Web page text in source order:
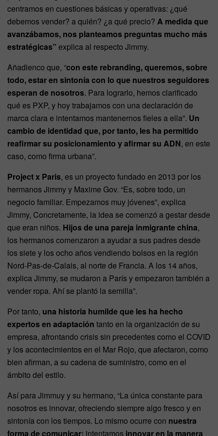
centramos en cuestiones básicas y operativas: ¿qué
debemos vender? a quién? ¿a qué precio? A medida que
avanzábamos, nos planteamos preguntas mucho más
estratégicas” explica al respecto Jimmy.
Añadienco que, “con este rebranding, queremos, sobre
todo, estar en sintonía con lo que nuestros seguidores
esperan de nosotros. Para lograrlo, hemos clarificado
qué es PXP, y hoy trabajamos con una declaración de
marca clara e intentamos mantenernos fieles a ella”. Un
cambio de identidad que, por tanto, les ha permitido
reafirmar su posicionamiento y afirmar su ADN, en este
caso, como firma urbana”.
Project x Paris, es un proyecto fundado en 2013 por los
hermanos Jimmy y Maxime Gov. “Es, sobre todo, un
negocio familiar. Empezamos muy jóvenes”, explica
Jimmy, Concretamente, la idea se comenzó a gestar desde
que eran niños. Hijos de una pareja inmigrante china,
los hermanos comenzaron a ayudar a sus padres desde
los siete y los ocho años vendiendo bolsos en la región
Nord-Pas-de-Calais, al norte de Francia. A los 14 años,
explica Jimmy, se mudaron a París y empezaron también a
vender ropa. Ahí se plantó la semilla”.
Por tanto, una historia humilde que les ha hecho
expertos en adaptación tanto en la organización de su
empresa, afrontando crisis sin precedentes como el COVID
y los acontecimientos en el Mar Rojo, que afectaron, como
bien afirman, a su cadena de suministro, como en el
ámbito del estilo.
Así para Jimmuy y su hermano, “La única constante para
nosotros es innovar, ofreciendo siempre algo fresco y en
sintonía con los tiempos. Lo mismo ocurre con nuestra
forma de comunicar: intentamos innovar en la manera